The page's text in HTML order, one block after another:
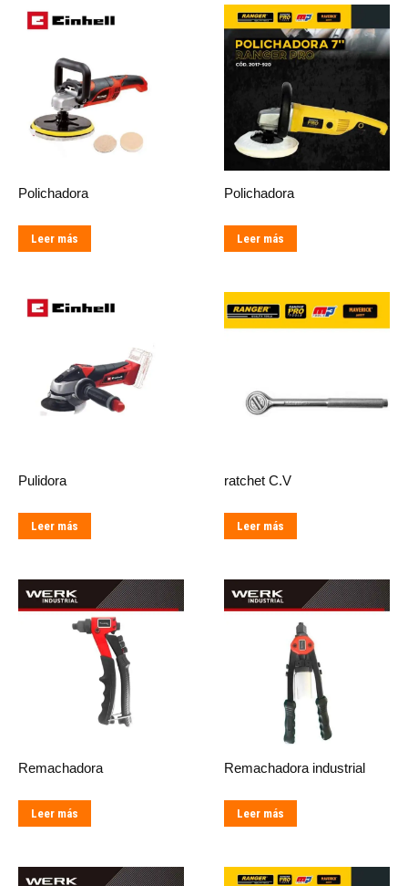
Polichadora
Leer más
Polichadora
Leer más
Pulidora
Leer más
ratchet C.V
Leer más
Remachadora
Leer más
Remachadora industrial
Leer más